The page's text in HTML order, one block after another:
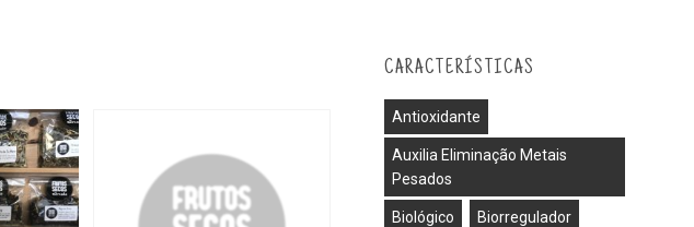
CARACTERÍSTICAS
Antioxidante
Auxilia Eliminação Metais
Pesados
Biológico Biorregulador